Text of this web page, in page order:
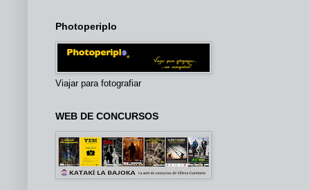
Photoperiplo
Viajar para fotografiar
WEB DE CONCURSOS